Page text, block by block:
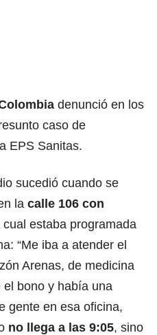
denunció en los
caso de
EPS Sanitas.
sucedió cuando se
la calle 106 con
cual estaba programada
“Me iba a atender el
Arenas, de medicina
bono y había una
gente en esa oficina,
no llega a las 9:05, sino